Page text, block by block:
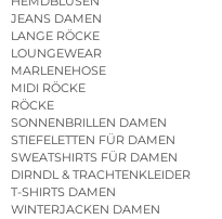
JEANS DAMEN
LANGE RÖCKE
LOUNGEWEAR
MARLENEHOSE
MIDI RÖCKE
RÖCKE
SONNENBRILLEN DAMEN
STIEFELETTEN FÜR DAMEN
SWEATSHIRTS FÜR DAMEN
DIRNDL & TRACHTENKLEIDER
T-SHIRTS DAMEN
WINTERJACKEN DAMEN